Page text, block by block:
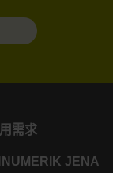
需求
NUMERIK JENA